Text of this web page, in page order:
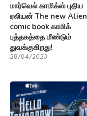
மார்வெல் காமிக்ஸ் புதிய
ஏலியன் The new Alien
comic book காமிக்
புத்தகத்தை மீண்டும்
துவக்குகிறது!
28/04/2023